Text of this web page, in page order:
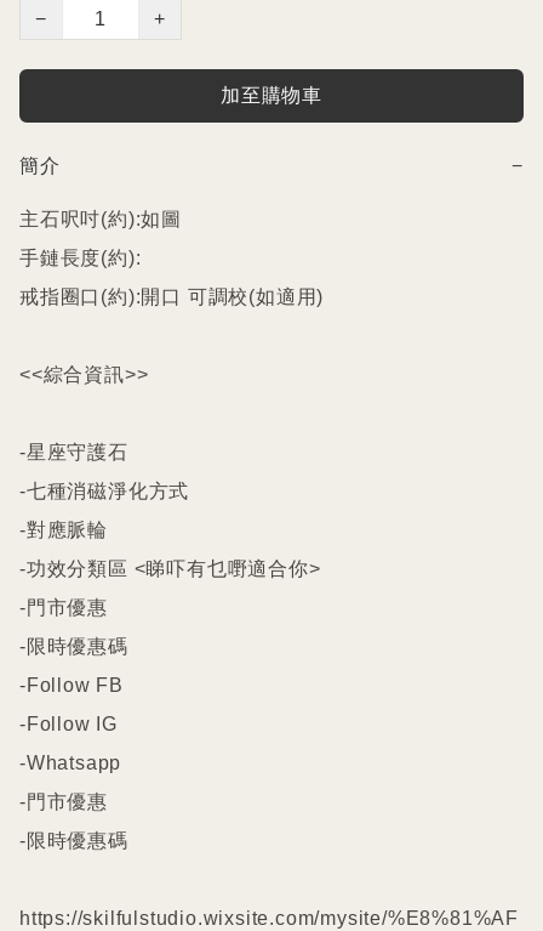
−
+
加至購物車
簡介 −
主石呎吋(約):如圖
手鏈長度(約):
戒指圈口(約):開口 可調校(如適用)
<<綜合資訊>>
-星座守護石
-七種消磁淨化方式
-對應脈輪
-功效分類區 <睇吓有乜嘢適合你>
-門市優惠
-限時優惠碼
-Follow FB
-Follow IG
-Whatsapp
-門市優惠
-限時優惠碼
https://skilfulstudio.wixsite.com/mysite/%E8%81%AF